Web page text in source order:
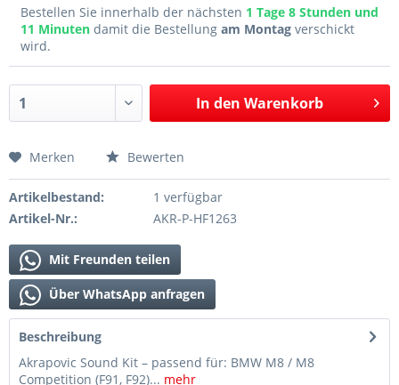
Bestellen Sie innerhalb der nächsten 1 Tage 8 Stunden und
11 Minuten damit die Bestellung am Montag verschickt
wird.
In den Warenkorb
Merken Bewerten
Artikelbestand:
1 verfügbar
Artikel-Nr.:
AKR-P-HF1263
Mit Freunden teilen
Über WhatsApp anfragen
Beschreibung
Akrapovic Sound Kit – passend für: BMW M8 / M8
Competition (F91, F92)... mehr